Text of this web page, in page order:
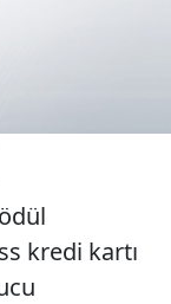
kredi kartı